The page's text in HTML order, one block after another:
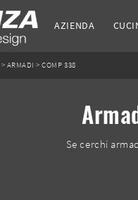
AZIENDA
> ARMADI >COMP 338
Se cerchi